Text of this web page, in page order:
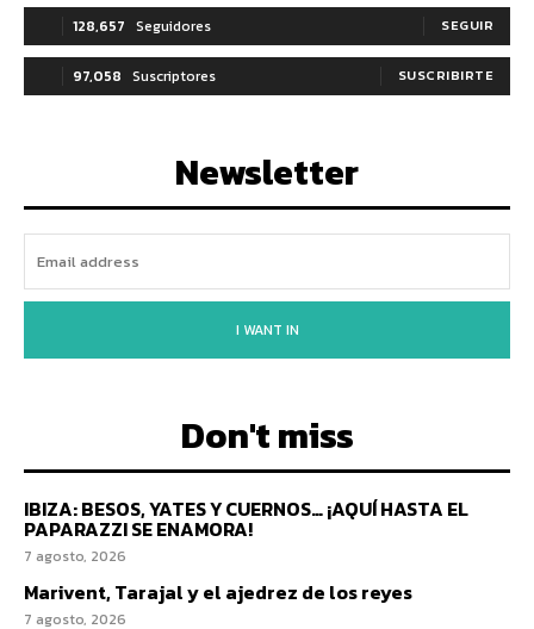
128,657 Seguidores SEGUIR
97,058 Suscriptores SUSCRIBIRTE
Newsletter
I WANT IN
Don't miss
IBIZA: BESOS, YATES Y CUERNOS… ¡AQUÍ HASTA EL
PAPARAZZI SE ENAMORA!
7 agosto, 2026
Marivent, Tarajal y el ajedrez de los reyes
7 agosto, 2026